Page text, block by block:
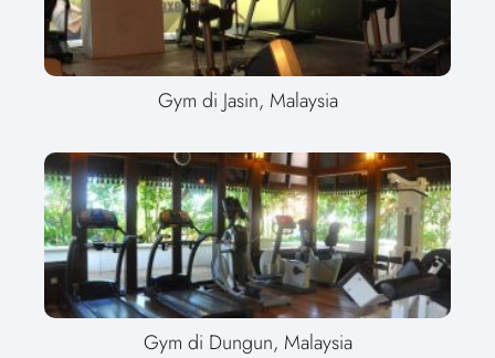
Gym di Jasin, Malaysia
Gym di Dungun, Malaysia